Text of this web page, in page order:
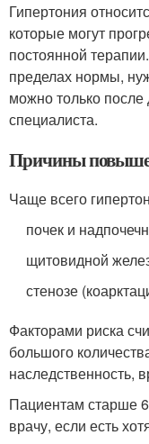
Гипертония
которые могут
постоянной
пределах нормы,
можно только
специалиста.
Причины
Чаще всего
почек и
щитовидной
стенозе
Факторами риска
большого
наследственность,
Пациентам старше
врачу, если есть